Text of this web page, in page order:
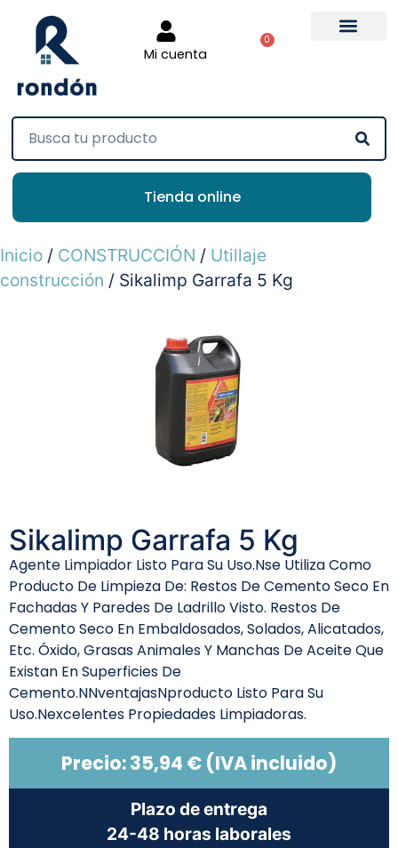
Mi cuenta
0
Tienda online
Inicio / CONSTRUCCIÓN / Utillaje
construcción / Sikalimp Garrafa 5 Kg
Sikalimp Garrafa 5 Kg
Agente Limpiador Listo Para Su Uso.Nse Utiliza Como
Producto De Limpieza De: Restos De Cemento Seco En
Fachadas Y Paredes De Ladrillo Visto. Restos De
Cemento Seco En Embaldosados, Solados, Alicatados,
Etc. Óxido, Grasas Animales Y Manchas De Aceite Que
Existan En Superficies De
Cemento.NNventajasNproducto Listo Para Su
Uso.Nexcelentes Propiedades Limpiadoras.
Precio:35,94 € (IVA incluido)
Plazo de entrega
24-48 horas laborales